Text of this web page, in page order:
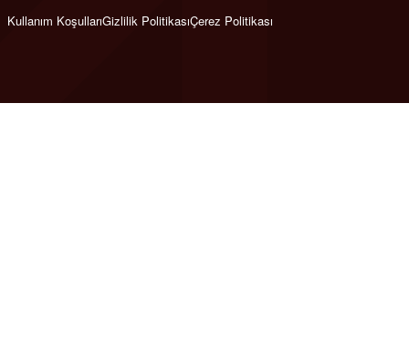
Kullanım KoşullarıGizlilik PolitikasıÇerez Politikası